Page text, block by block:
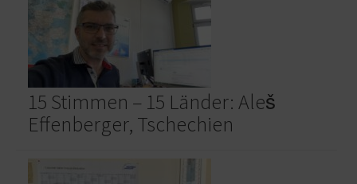
15 Stimmen – 15 Länder: Aleš
Effenberger, Tschechien